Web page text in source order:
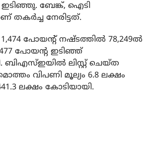
ഇടിഞ്ഞു. ബേങ്ക്, ഐടി
നേരിട്ടത്.
പോയന്റ് നഷ്ടത്തില്‍ 78,249ല്‍
477 പോയന്റ ഇടിഞ്ഞ്
ബിഎസ്ഇയില്‍ ലിസ്റ്റ് ചെയ്ത
വിപണി മൂല്യം 6.8 ലക്ഷം
ലക്ഷം കോടിയായി.